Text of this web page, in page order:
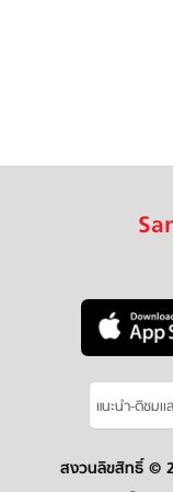
แนะนำ-ติชมเ
สงวนลิขสิทธิ์ ©